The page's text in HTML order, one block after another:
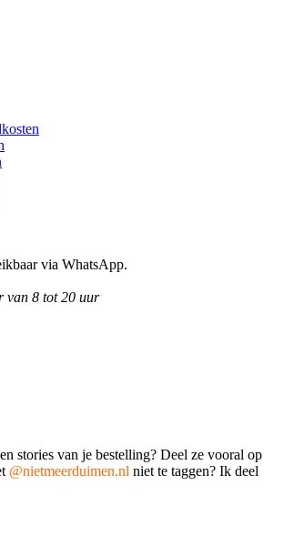
via WhatsApp.
van 8 tot 20 uur
stories van je bestelling? Deel ze vooral op
@nietmeerduimen.nl niet te taggen? Ik deel